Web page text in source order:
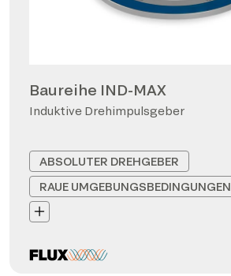
Baureihe IND-MAX
Induktive Drehimpulsgeber
ABSOLUTER DREHGEBER
RAUE UMGEBUNGSBEDINGUNGEN